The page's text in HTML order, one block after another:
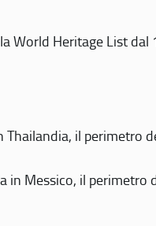
World Heritage List
il perimetro
in Messico, il